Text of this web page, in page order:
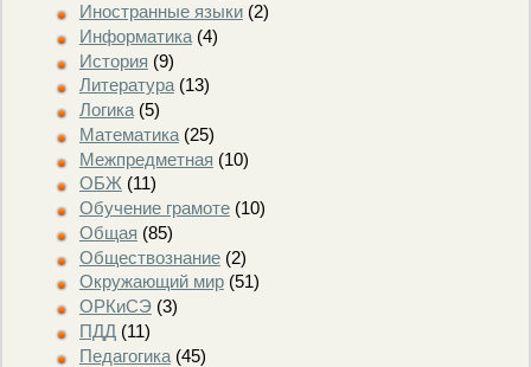
Иностранные языки(2)
Информатика(4)
История (9)
Литература(13)
Логика(5)
Математика(25)
Межпредметная (10)
ОБЖ (11)
Обучение грамоте(10)
Общая (85)
Обществознание(2)
Окружающий мир(51)
ОРКиСЭ(3)
ПДД (11)
Педагогика(45)